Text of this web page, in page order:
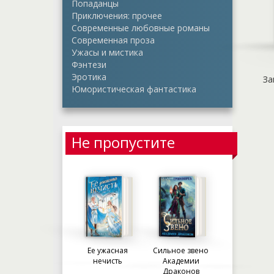
Попаданцы
Приключения: прочее
Современные любовные романы
Современная проза
Ужасы и мистика
Фэнтези
Эротика
Юмористическая фантастика
Не пропустите
Ее ужасная
нечисть
Сильное звено
Академии
Драконов